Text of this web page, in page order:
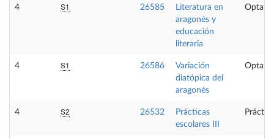
4 S1 26585
Literatura en
aragonés y
educación
literaria
4 S1 26586
Variación
diatópica del
aragonés
4 S2 26532
Prácticas
escolares III